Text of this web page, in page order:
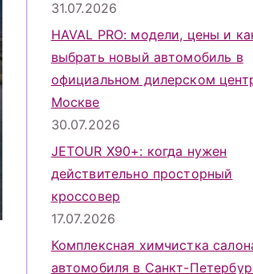
31.07.2026
HAVAL PRO: модели, цены и
выбрать новый автомобиль в
официальном дилерском
Москве
30.07.2026
JETOUR X90+: когда нужен
действительно просторный
кроссовер
17.07.2026
Комплексная химчистка
автомобиля в Санкт-